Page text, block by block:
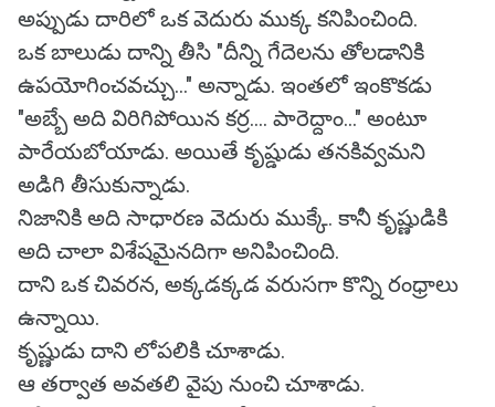
అప్పుడు దారిలో ఒక వెదురు ముక్క కనిపించింది.
ఒక బాలుడు దాన్ని తీసి "దీన్ని గేదెలను తోలడానికి
ఉపయోగించవచ్చు..." అన్నాడు. ఇంతలో ఇంకొకడు
"అబ్బే అది విరిగిపోయిన కర్ర.... పారెద్దాం..." అంటూ
పారేయబోయాడు. అయితే కృష్డుడు తనకివ్వమని
అడిగి తీసుకున్నాడు.
నిజానికి అది సాధారణ వెదురు ముక్కే. కానీ కృష్ణుడికి
అది చాలా విశేషమైనదిగా అనిపించింది.
దాని ఒక చివరన, అక్కడక్కడ వరుసగా కొన్ని రంధ్రాలు
ఉన్నాయి.
కృష్ణుడు దాని లోపలికి చూశాడు.
ఆ తర్వాత అవతలి వైపు నుంచి చూశాడు.